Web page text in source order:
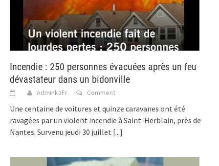
Incendie : 250 personnes évacuées après un feu
dévastateur dans un bidonville
AdminkaFr Comment
Une centaine de voitures et quinze caravanes ont été
ravagées par un violent incendie à Saint-Herblain, près de
Nantes. Survenu jeudi 30 juillet [...]